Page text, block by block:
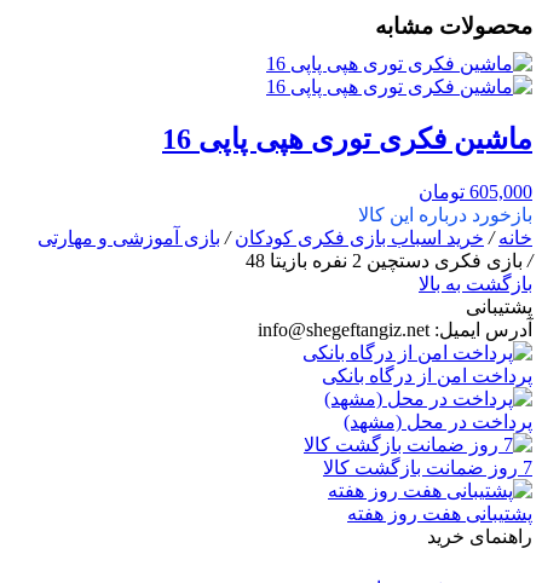
محصولات مشابه
ماشین فکری توری هپی پاپی 16
605,000 تومان
بازخورد درباره این کالا
خانه/ خرید اسباب بازی فکری کودکان/ بازی آموزشی و مهارتی
/ بازی فکری دستچین 2 نفره بازیتا 48
بازگشت به بالا
پشتیبانی
آدرس ایمیل: info@shegeftangiz.net
پرداخت امن از درگاه بانکی
پرداخت در محل (مشهد)
7 روز ضمانت بازگشت کالا
پشتیبانی هفت روز هفته
راهنمای خرید